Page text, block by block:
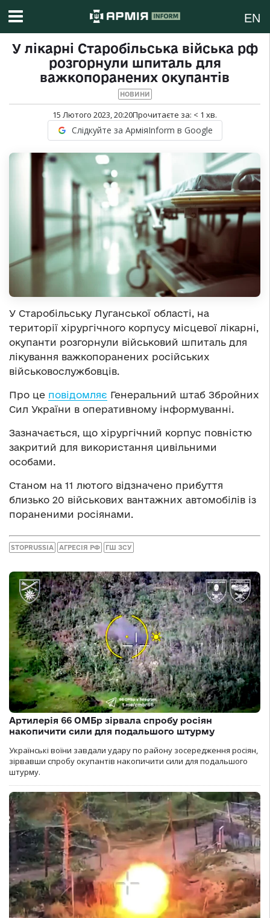
EN
У лікарні Старобільська війська рф
розгорнули шпиталь для
важкопоранених окупантів
НОВИНИ
15 Лютого 2023, 20:20Прочитаєте за: < 1 хв.
Слідкуйте за АрміяInform в Google
У Старобільську Луганської області, на
території хірургічного корпусу місцевої лікарні,
окупанти розгорнули військовий шпиталь для
лікування важкопоранених російських
військовослужбовців.
Про це повідомляє Генеральний штаб Збройних
Сил України в оперативному інформуванні.
Зазначається, що хірургічний корпус повністю
закритий для використання цивільними
особами.
Станом на 11 лютого відзначено прибуття
близько 20 військових вантажних автомобілів із
пораненими росіянами.
STOPRUSSIA АГРЕСІЯ РФ ГШ ЗСУ
Артилерія 66 ОМБр зірвала спробу росіян
накопичити сили для подальшого штурму
Українські воїни завдали удару по району зосередження росіян,
зірвавши спробу окупантів накопичити сили для подальшого
штурму.